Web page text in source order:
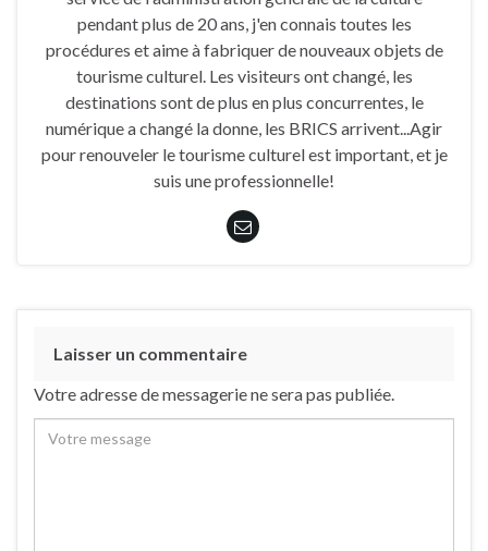
pendant plus de 20 ans, j'en connais toutes les
procédures et aime à fabriquer de nouveaux objets de
tourisme culturel. Les visiteurs ont changé, les
destinations sont de plus en plus concurrentes, le
numérique a changé la donne, les BRICS arrivent...Agir
pour renouveler le tourisme culturel est important, et je
suis une professionnelle!
Laisser un commentaire
Votre adresse de messagerie ne sera pas publiée.